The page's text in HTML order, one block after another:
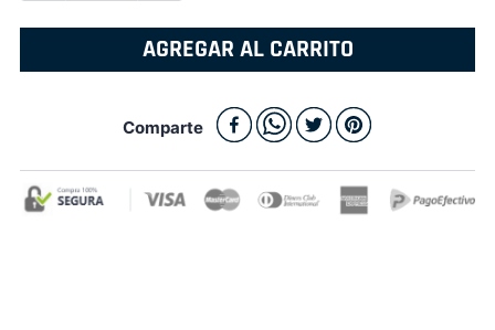
AGREGAR AL CARRITO
Comparte